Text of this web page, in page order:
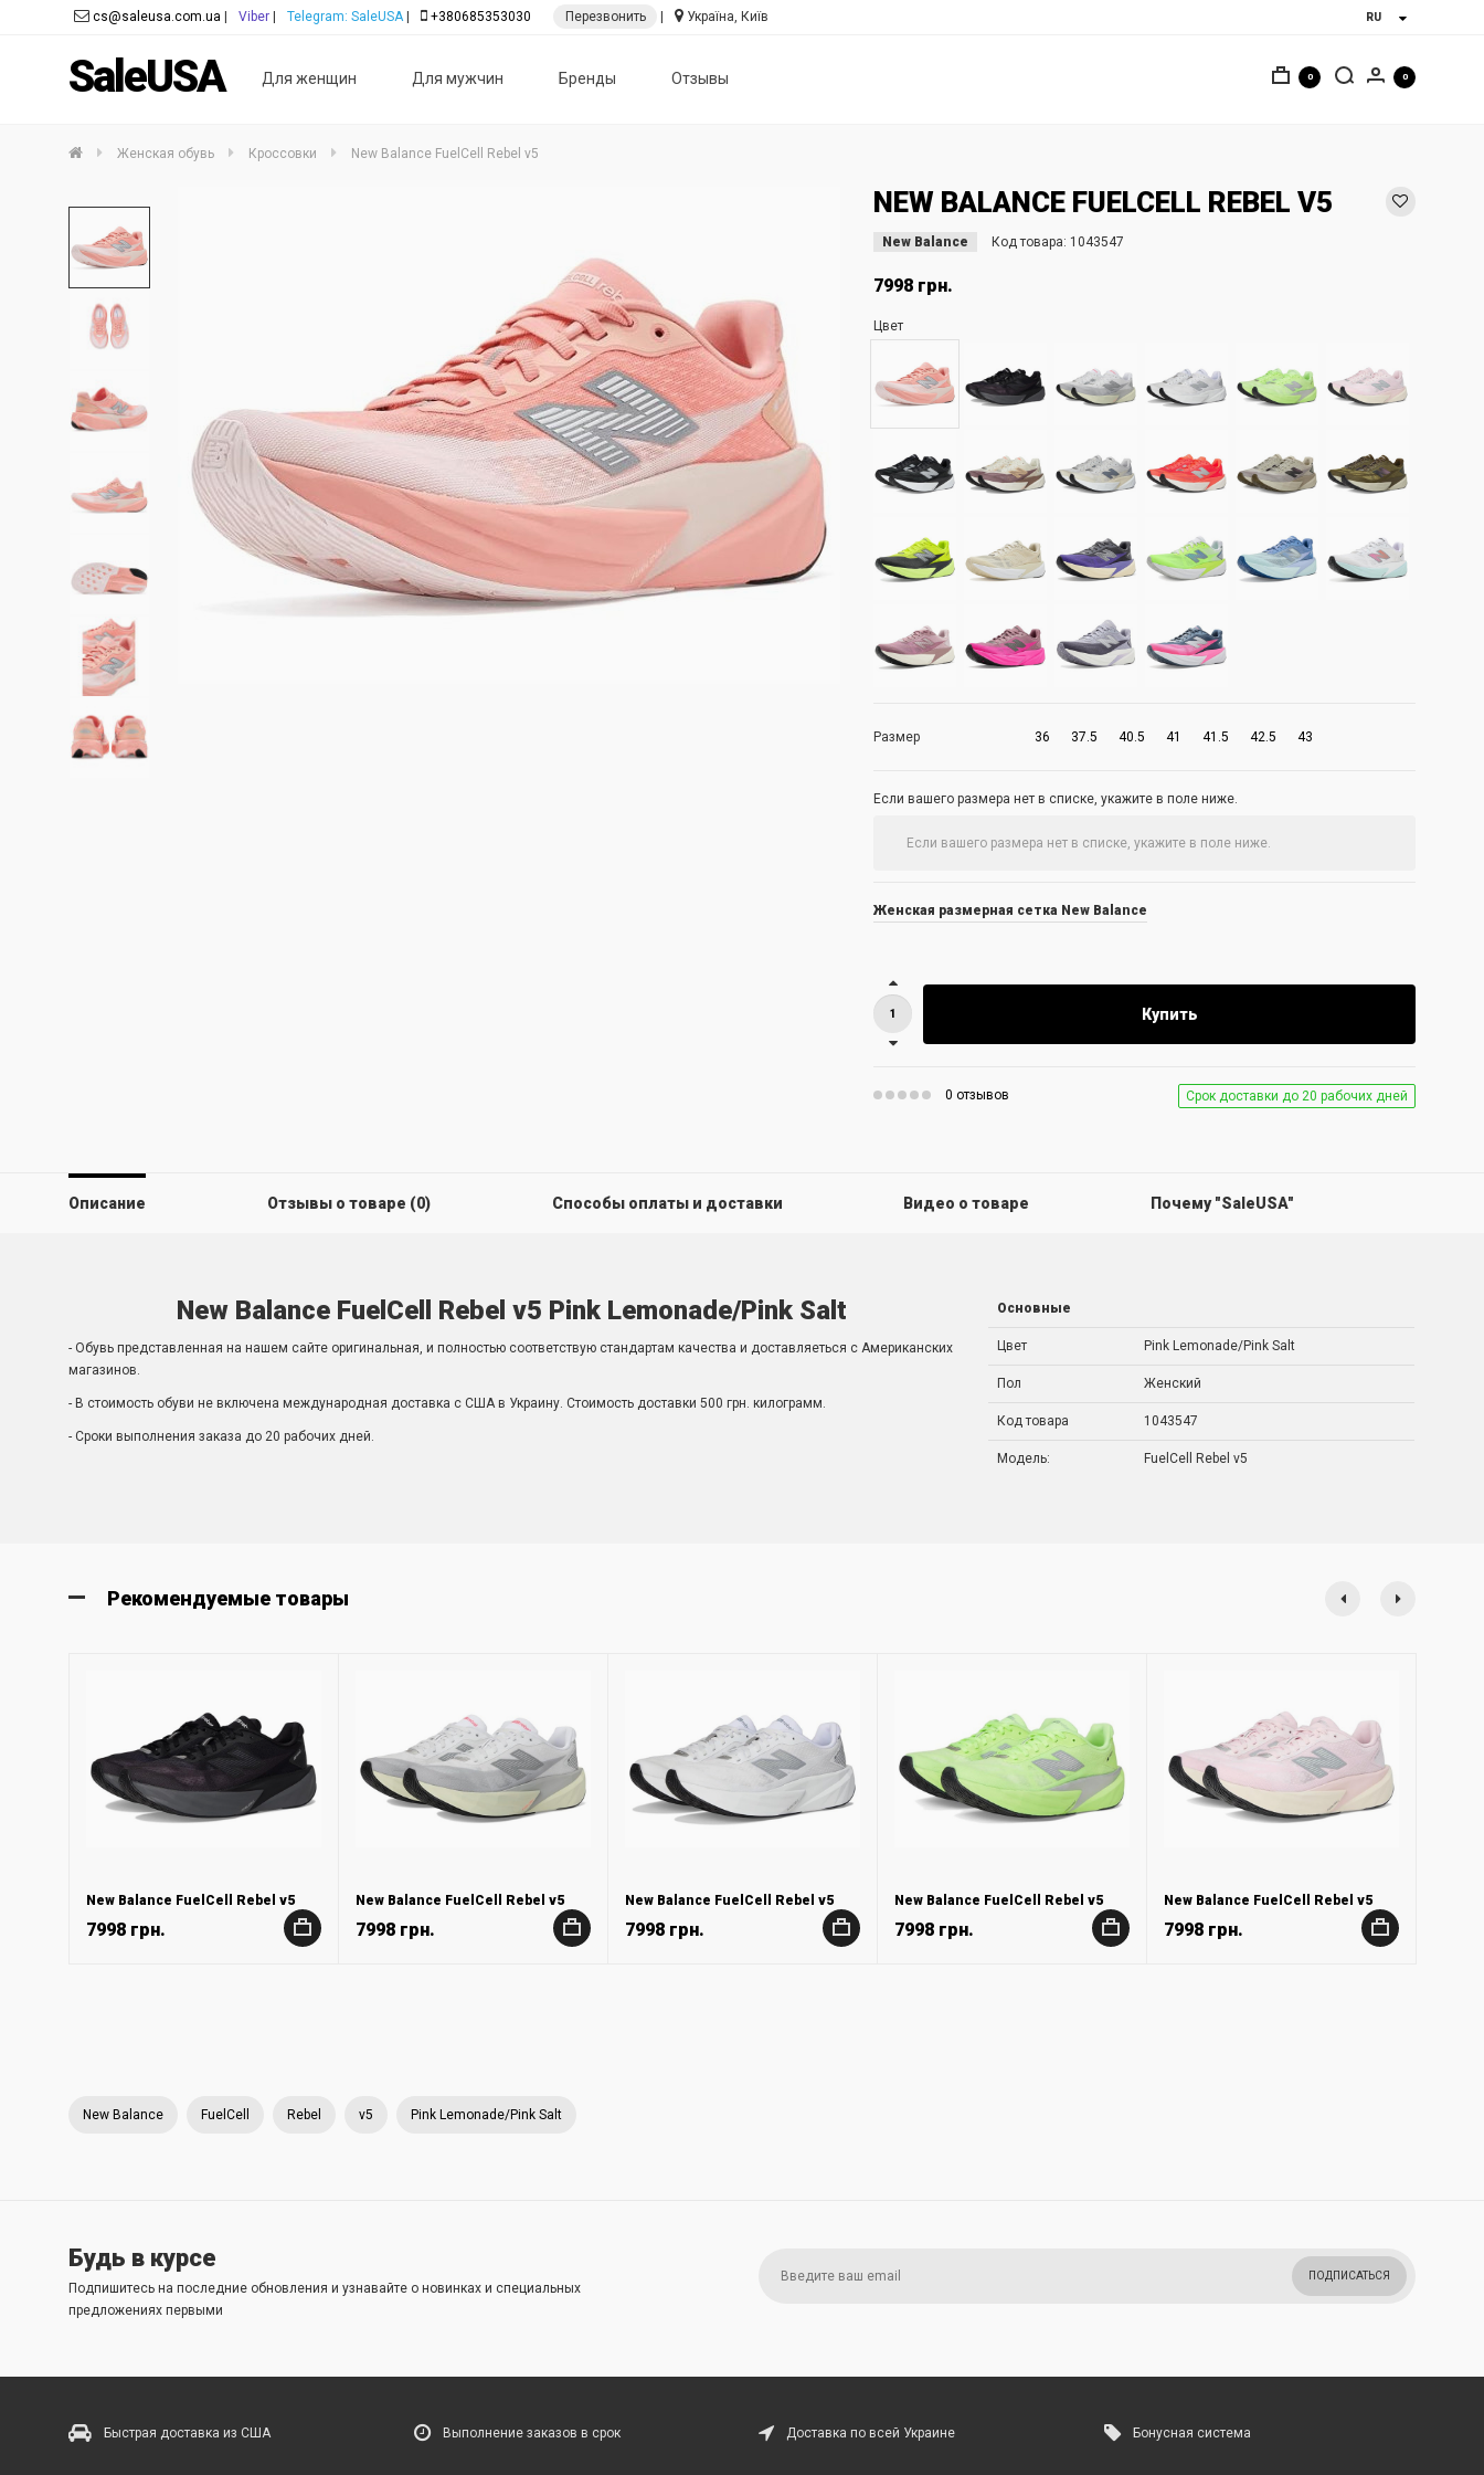
SaleUSA Для женщин Для мужчин Бренды Отзывы
cs@saleusa.com.ua Viber Telegram: SaleUSA| +380685353030 Перезвонить Україна, Київ
0 0
Женская обувь Кроссовки New Balance FuelCell Rebel v5
NEW BALANCE FUELCELL REBEL V5
New Balance Код товара: 1043547
7998 грн.
Цвет
Размер 36 37.5 40.5 41 41.5 42.5 43
Если вашего размера нет в списке, укажите в поле ниже.
Женская размерная сетка New Balance
Купить
0 отзывов Срок доставки до 20 рабочих дней
Описание Отзывы о товаре (0) Способы оплаты и доставки Видео о товаре Почему "SaleUSA"
New Balance FuelCell Rebel v5 Pink Lemonade/Pink Salt
- Обувь представленная на нашем сайте оригинальная, и полностью соответствую стандартам качества и доставляеться с Американских
магазинов.
- В стоимость обуви не включена международная доставка с США в Украину. Стоимость доставки 500 грн. килограмм.
- Сроки выполнения заказа до 20 рабочих дней.
Основные
Цвет Pink Lemonade/Pink Salt
Пол Женский
Код товара 1043547
Модель: FuelCell Rebel v5
Рекомендуемые товары
New Balance FuelCell Rebel v5
7998 грн. +
New Balance FuelCell Rebel v5
7998 грн. +
New Balance FuelCell Rebel v5
7998 грн. +
New Balance FuelCell Rebel v5
7998 грн. +
New Balance FuelCell Rebel v5
7998 грн. +
New Balance FuelCell Rebel v5 Pink Lemonade/Pink Salt
Будь в курсе
Подпишитесь на последние обновления и узнавайте о новинках и специальных
предложениях первыми
ПОДПИСАТЬСЯ
Быстрая доставка из США Выполнение заказов в срок Доставка по всей Украине Бонусная система